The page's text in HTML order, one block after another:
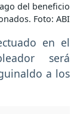
del beneficio
Foto: ABI
en el
será
a los